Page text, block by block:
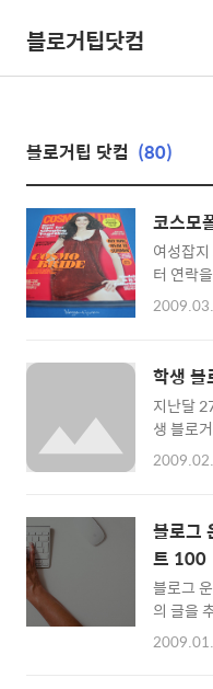
블로거팁닷컴
블로거팁 닷컴 (80)
코스모
여성잡
터 연락
서 흔쾌
고 사진
해서 애
주셔서
동선 에
우에 어
모폴리
블로그
스타되
블로거
학생 블
지난달
생 블로
번 이벤
렇게 하
서 고심
벤트 한
많이 쓰
으로 지
학생(과
블로그
트 100
블로그
의 글을
옆에 링